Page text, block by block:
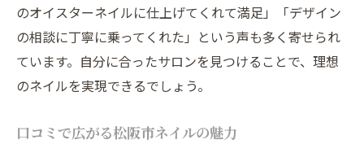
のオイスターネイルに仕上げてくれて満足」「デザイン
の相談に丁寧に乗ってくれた」という声も多く寄せられ
ています。自分に合ったサロンを見つけることで、理想
のネイルを実現できるでしょう。
口コミで広がる松阪市ネイルの魅力